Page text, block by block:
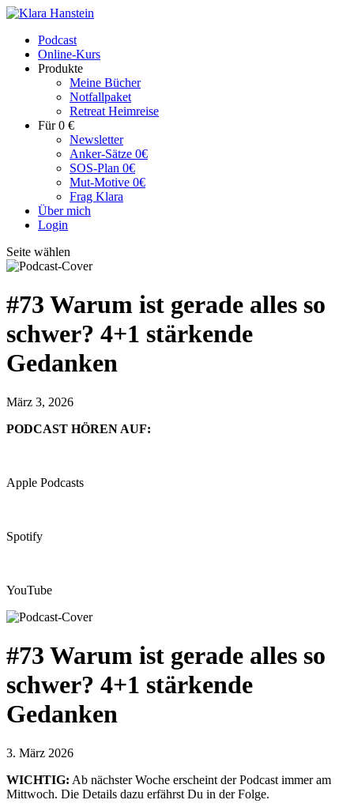
Podcast
Online-Kurs
Produkte
Meine Bücher
Notfallpaket
Retreat Heimreise
Für 0 €
Newsletter
Anker-Sätze 0€
SOS-Plan 0€
Mut-Motive 0€
Frag Klara
Über mich
Login
Seite wählen
#73 Warum ist gerade alles so
schwer? 4+1 stärkende
Gedanken
März 3, 2026
PODCAST HÖREN AUF:
Apple Podcasts
Spotify
YouTube
#73 Warum ist gerade alles so
schwer? 4+1 stärkende
Gedanken
3. März 2026
WICHTIG: Ab nächster Woche erscheint der Podcast immer am
Mittwoch. Die Details dazu erfährst Du in der Folge.